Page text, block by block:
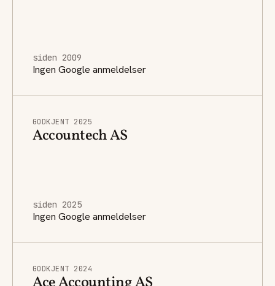
siden 2009
Ingen Google anmeldelser
GODKJENT 2025
Accountech AS
siden 2025
Ingen Google anmeldelser
GODKJENT 2024